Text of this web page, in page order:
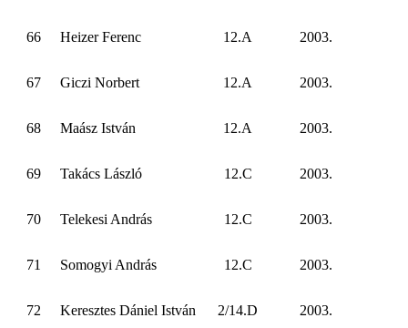
66 Heizer Ferenc 12.A 2003.
67 Giczi Norbert 12.A 2003.
68 Maász István 12.A 2003.
69 Takács László 12.C 2003.
70 Telekesi András 12.C 2003.
71 Somogyi András 12.C 2003.
72 Keresztes Dániel István 2/14.D 2003.